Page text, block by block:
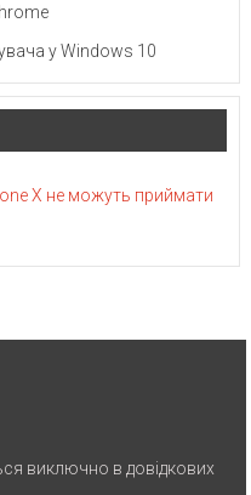
у Windows 10
X не можуть приймати
виключно в довідкових